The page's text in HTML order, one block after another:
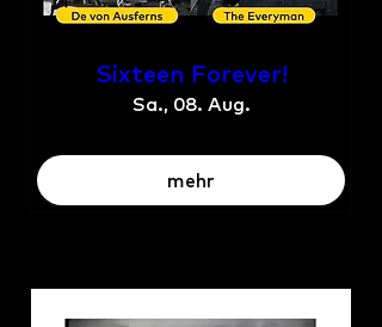
Sixteen Forever!
Sa., 08. Aug.
mehr